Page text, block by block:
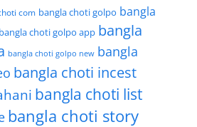
com bangla choti golpo bangla
bangla choti golpo app bangla
bangla choti golpo new bangla
bangla choti incest
bangla choti list
bangla choti story